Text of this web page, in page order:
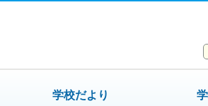
学校だより